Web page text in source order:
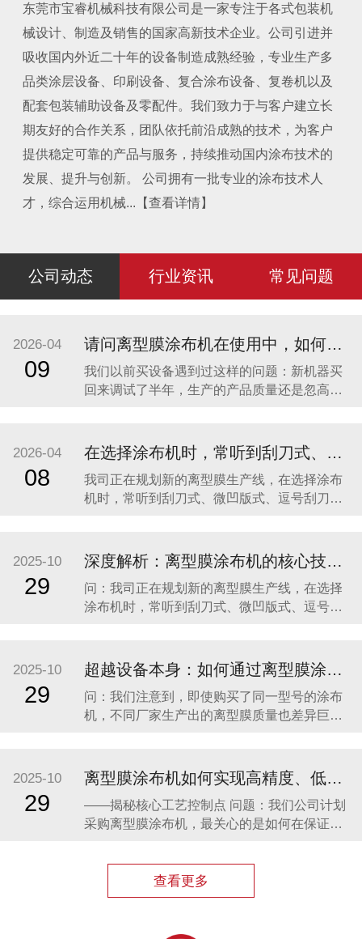
东莞市宝睿机械科技有限公司是一家专注于各式包装机
械设计、制造及销售的国家高新技术企业。公司引进并
吸收国内外近二十年的设备制造成熟经验，专业生产多
品类涂层设备、印刷设备、复合涂布设备、复卷机以及
配套包装辅助设备及零配件。我们致力于与客户建立长
期友好的合作关系，团队依托前沿成熟的技术，为客户
提供稳定可靠的产品与服务，持续推动国内涂布技术的
发展、提升与创新。 公司拥有一批专业的涂布技术人
才，综合运用机械...【查看详情】
公司动态 行业资讯 常见问题
2026-04
09
请问离型膜涂布机在使用中，如何保证产品质量的长期稳定性？如果出现剥离力波动，该从哪些方面排查？
我们以前买设备遇到过这样的问题：新机器买
回来调试了半年，生产的产品质量还是忽高忽
品质量的长期稳定性？如果出现剥离力波动，
该从哪些方面排查？ 这恰恰点明了行业的本
质：“七分工艺，三分设备”。一台先进的涂布机
是精密的“
2026-04
08
在选择涂布机时，常听到刮刀式、微凹版式、逗号刮刀等多种涂布方式，它们之间究竟有何区别？我们应如何根据自身产品定位进行科学选型？
我司正在规划新的离型膜生产线，在选择涂布
机时，常听到刮刀式、微凹版式、逗号刮刀等
方式的选择直接决定了离型膜产品的性能下限
和上限，是生产线投资的基石。选对了，事半
功倍；选错了，可能从一开始就输在了起跑线
上。目前市面
2025-10
29
深度解析：离型膜涂布机的核心技术与应用选型指南
问：我司正在规划新的离型膜生产线，在选择
涂布机时，常听到刮刀式、微凹版式、逗号刮
答： 这是一个非常核心且专业的问题。涂布方
式的选择直接决定了离型膜产品的性能下限和
上限，是生产线投资的基石。下面我们为您详
细解析
2025-10
29
超越设备本身：如何通过离型膜涂布机工艺赋能，打造产品核心竞争力？
问：我们注意到，即使购买了同一型号的涂布
机，不同厂家生产出的离型膜质量也差异巨
遍，这也恰恰点明了离型膜制造行业的本
质：“七分工艺，三分设备”。一台先进的涂布机
只是一个精密的“骨架”，而真正赋予产品灵魂与
竞争
2025-10
29
离型膜涂布机如何实现高精度、低成本的稳定生产？
——揭秘核心工艺控制点 问题：我们公司计划
采购离型膜涂布机，最关心的是如何在保证涂
定运行。市场上的设备很多，能否从专业角度
讲解一下关键点？ 回答： 您好，这是一个非常
核心且专业的问题，直接关系到投资的成败。
查看更多